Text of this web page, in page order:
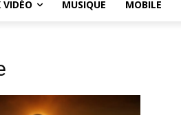
VIDÉO MUSIQUE MOBILE